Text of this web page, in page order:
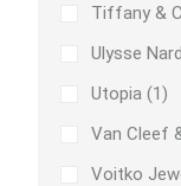
Tiffany &
Ulysse
Utopia (1)
Van Cleef
Voitko